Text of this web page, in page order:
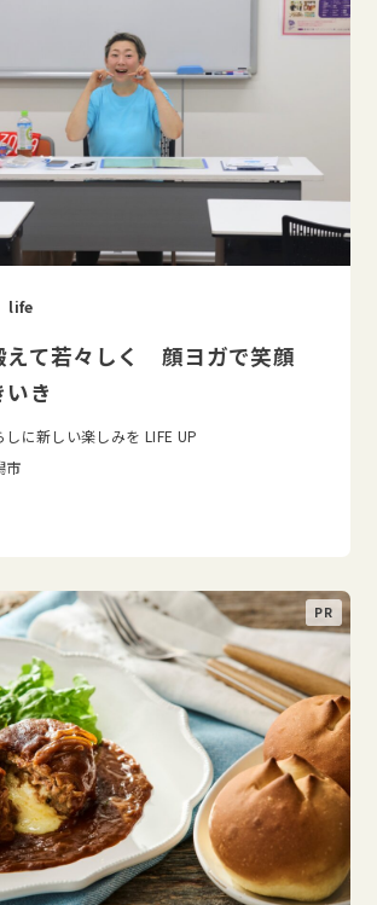
life
えて若々しく 顔ヨガで笑顔
き
しに新しい楽しみを LIFE UP
市